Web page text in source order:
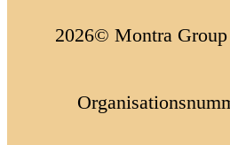
2026© Montra